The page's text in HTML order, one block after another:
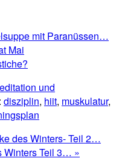
mit Paranüssen…
Mai
und
disziplin, hiit, muskulatur,
des Winters- Teil 2…
Winters Teil 3… »